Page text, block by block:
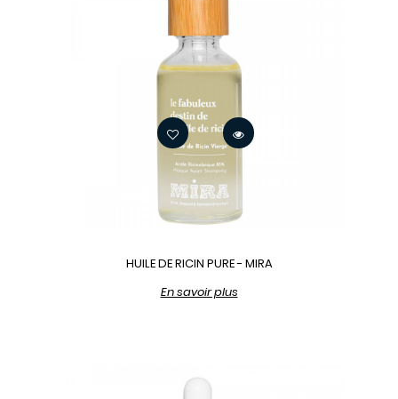
HUILE DE RICIN PURE - MIRA
En savoir plus